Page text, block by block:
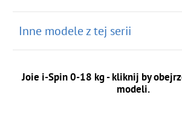
Inne modele z tej serii
Joie i-Spin 0-18 kg - kliknij by
modeli.